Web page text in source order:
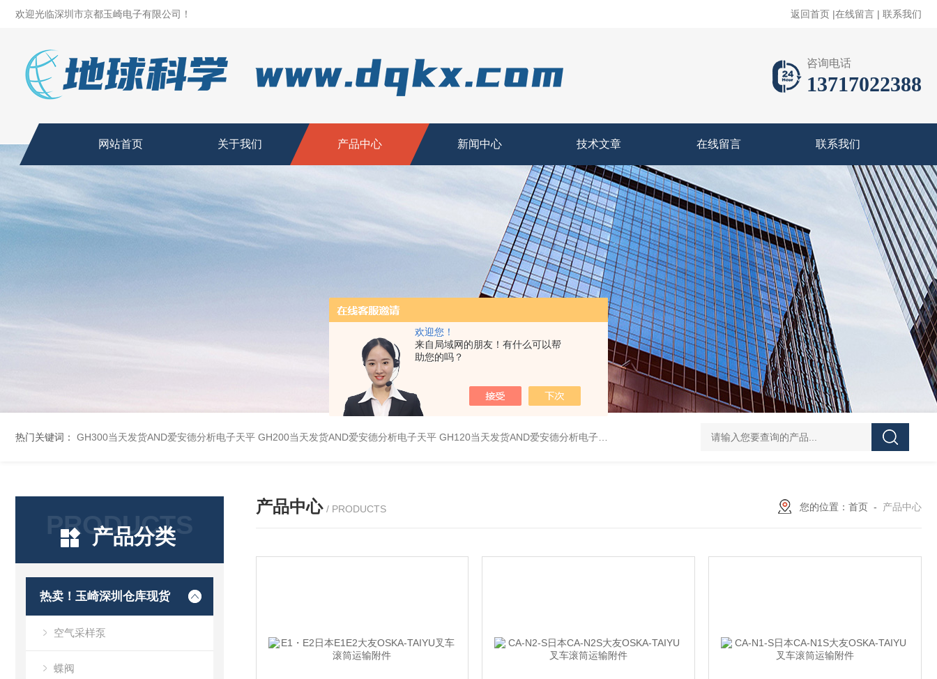
欢迎您！
来自局域网的朋友！有什么可以帮
助您的吗？
欢迎光临深圳市京都玉崎电子有限公司！ 返回首页 |在线留言 | 联系我们
咨询电话
13717022388
网站首页 关于我们 产品中心 新闻中心 技术文章 在线留言 联系我们
热门关键词： GH300当天发货AND爱安德分析电子天平 GH200当天发货AND爱安德分析电子天平 GH120当天发货AND爱安德分析电子天平 GH252当天发货AND爱安德分析电子天平 SJ-210当天发货三丰/Mitutoyo
PRODUCTS
产品分类
热卖！玉崎深圳仓库现货
空气采样泵
蝶阀
产品中心 / PRODUCTS 您的位置： 首页 - 产品中心